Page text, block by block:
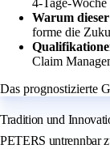
4-Tage-
Warum
forme die
Claim
Das prognostizierte
Tradition und
PETERS untrennbar